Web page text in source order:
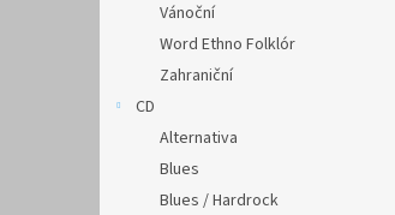
Vánoční
Word Ethno Folklór
Zahraniční
CD
Alternativa
Blues
Blues / Hardrock